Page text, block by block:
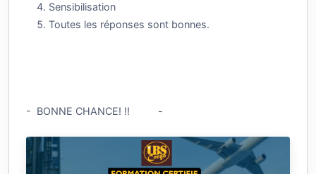
Sensibilisation
Toutes les réponses sont bonnes.
- BONNE CHANCE! !! -